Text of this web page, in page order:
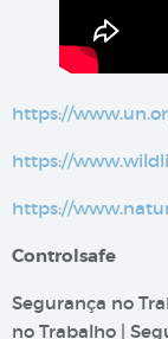
https://
https://
https://
Controlsafe
Segurança no
no Trabalho |